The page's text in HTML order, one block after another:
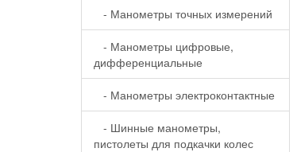
- Манометры точных измерений
- Манометры цифровые,
дифференциальные
- Манометры электроконтактные
- Шинные манометры,
пистолеты для подкачки колес